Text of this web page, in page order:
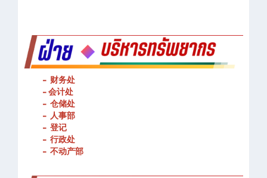
- 财务处
-会计处
- 仓储处
- 人事部
- 登记
- 行政处
- 不动产部